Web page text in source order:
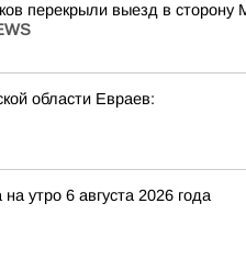
перекрыли выезд в
области Евраев:
утро 6 августа 2026 года